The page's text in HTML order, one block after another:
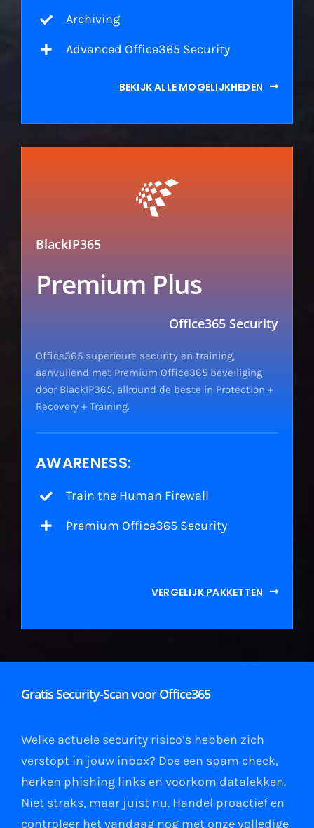
Archiving
Advanced Office365 Security
BEKIJK ALLE MOGELIJKHEDEN
BlackIP365
Premium Plus
Office365 Security
Office365 superieure security en training,
aanvullend met Premium Office365 beveiliging
door BlackIP365, allround de beste in Protection +
Recovery + Training.
AWARENESS:
Train the Human Firewall
Premium Office365 Security
VERGELIJK PAKKETTEN
Gratis Security-Scan voor Office365
Welke actuele security risico’s hebben zich
verstopt in jouw inbox? Doe een spam check,
herken phishing linksen voorkom datalekken.
Niet straks, maar juist nu. Handel proactief en
controleer het vandaag nog met onze volledige